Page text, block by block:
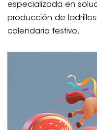
especializada en
producción de
calendario festivo.